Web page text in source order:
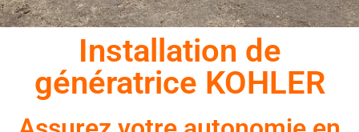
Installation de
génératrice KOHLER